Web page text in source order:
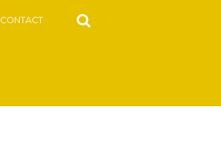
CONTACT